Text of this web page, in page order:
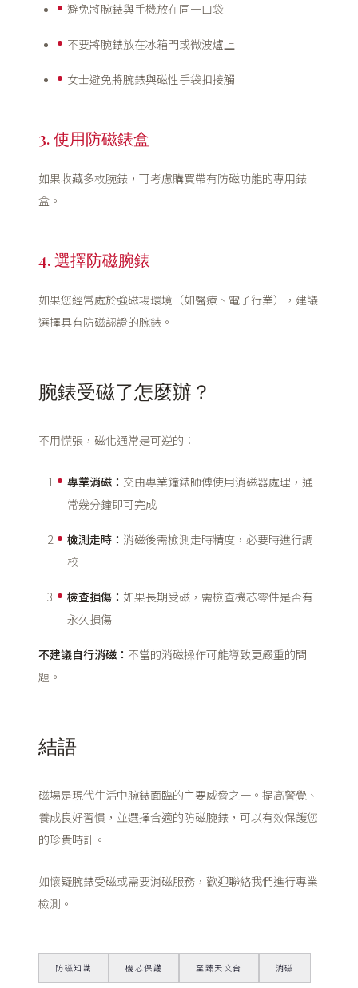
避免將腕錶與手機放在同一口袋
不要將腕錶放在冰箱門或微波爐上
女士避免將腕錶與磁性手袋扣接觸
3. 使用防磁錶盒
如果收藏多枚腕錶，可考慮購買帶有防磁功能的專用錶
盒。
4. 選擇防磁腕錶
如果您經常處於強磁場環境（如醫療、電子行業），建議
選擇具有防磁認證的腕錶。
腕錶受磁了怎麼辦？
不用慌張，磁化通常是可逆的：
專業消磁： 交由專業鐘錶師傅使用消磁器處理，通
常幾分鐘即可完成
檢測走時： 消磁後需檢測走時精度，必要時進行調
校
檢查損傷： 如果長期受磁，需檢查機芯零件是否有
永久損傷
不建議自行消磁： 不當的消磁操作可能導致更嚴重的問
題。
結語
磁場是現代生活中腕錶面臨的主要威脅之一。提高警覺、
養成良好習慣，並選擇合適的防磁腕錶，可以有效保護您
的珍貴時計。
如懷疑腕錶受磁或需要消磁服務，歡迎聯絡我們進行專業
檢測。
防磁知識 機芯保護 至臻天文台 消磁